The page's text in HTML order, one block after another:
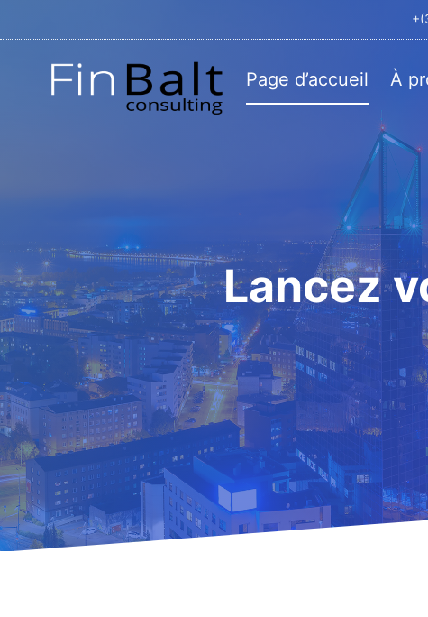
au
contenu
Page d’accueil À
Lancez